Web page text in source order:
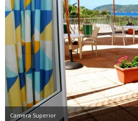
Camera Superior